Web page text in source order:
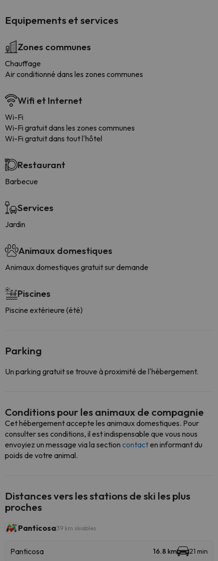
Equipements et services
Zones communes
Chauffage
Air conditionné dans les zones communes
Wifi et Internet
Wi-Fi
Wi-Fi gratuit dans les zones communes
Wi-Fi gratuit dans tout l'hôtel
Restaurant
Barbecue
Services
Jardin
Animaux domestiques
Animaux domestiques gratuit sur demande
Piscines
Piscine extérieure (été)
Parking
Un parking gratuit se trouve à proximité de l'hébergement.
Conditions pour les animaux de compagnie
Cet hébergement accepte les animaux domestiques. Pour
consulter ses conditions, il est indispensable que vous nous
envoyiez un message via la section contacten informant du
poids de votre animal.
Distances vers les stations de ski les plus
proches
Panticosa39 km skiables
Panticosa 16.8 km 21 min